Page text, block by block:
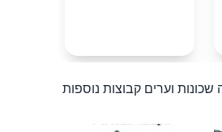
שכונות וערים קבוצות נוספות